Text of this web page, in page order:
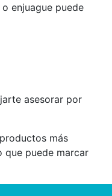
enjuague puede
asesorar por
más
que puede marcar